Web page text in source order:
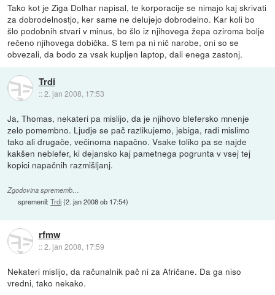
Tako kot je Ziga Dolhar napisal, te korporacije se nimajo kaj skrivati
za dobrodelnostjo, ker same ne delujejo dobrodelno. Kar koli bo
šlo podobnih stvari v minus, bo šlo iz njihovega žepa oziroma bolje
rečeno njihovega dobička. S tem pa ni nič narobe, oni so se
obvezali, da bodo za vsak kupljen laptop, dali enega zastonj.
Trdi
::2. jan 2008, 17:53
Ja, Thomas, nekateri pa mislijo, da je njihovo blefersko mnenje
zelo pomembno. Ljudje se pač razlikujemo, jebiga, radi mislimo
tako ali drugače, večinoma napačno. Vsake toliko pa se najde
kakšen neblefer, ki dejansko kaj pametnega pogrunta v vsej tej
kopici napačnih razmišljanj.
Zgodovina sprememb…
spremenil:Trdi(2. jan 2008 ob 17:54)
rfmw
::2. jan 2008, 17:59
Nekateri mislijo, da računalnik pač ni za Afričane. Da ga niso
vredni, tako nekako.